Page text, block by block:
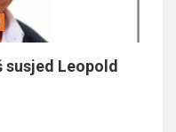
susjed Leopold